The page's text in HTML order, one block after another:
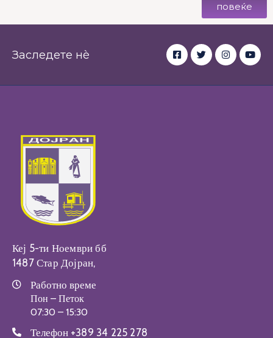
повеќе
Заследете нè
Кеј 5-ти Ноември бб
1487 Стар Дојран,
Работно време
Пон – Петок
07:30 – 15:30
Телефон +389 34 225 278